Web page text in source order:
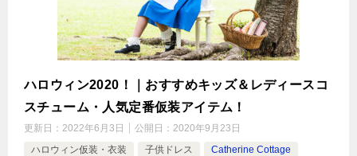
ハロウィン2020！｜おすすめキッズ＆レディースコ
スチューム・人気定番仮装アイテム！
更新日： 2022年6月3日 公開日： 2020年9月23日
ハロウィン仮装・衣装
子供ドレス
Catherine Cottage